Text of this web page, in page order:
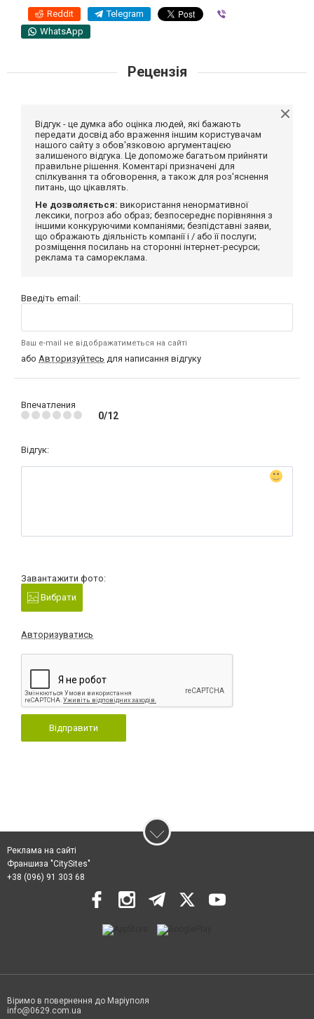
Reddit Telegram
WhatsApp
Рецензія
Відгук - це думка або оцінка людей, які бажають
передати досвід або враження іншим користувачам
нашого сайту з обов'язковою аргументацією
залишеного відгука. Це допоможе багатьом прийняти
правильне рішення. Коментарі призначені для
спілкування та обговорення, а також для роз'яснення
питань, що цікавлять.
Не дозволяється: використання ненормативної
лексики, погроз або образ; безпосереднє порівняння з
іншими конкуруючими компаніями; безпідставні заяви,
що ображають діяльність компанії і / або її послуги;
розміщення посилань на сторонні інтернет-ресурси;
реклама та самореклама.
Введіть email:
Ваш e-mail не відображатиметься на сайті
або Авторизуйтесь для написання відгуку
Впечатления
0/12
Відгук:
Завантажити фото:
Вибрати
Авторизуватись
Відправити
Реклама на сайті
Франшиза "CitySites"
+38 (096) 91 303 68
Віримо в повернення до Маріуполя
info@0629.com.ua